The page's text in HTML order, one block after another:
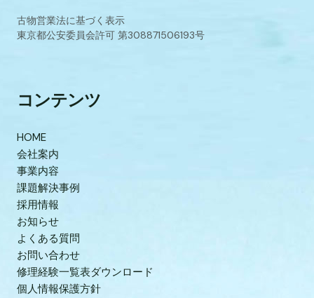
古物営業法に基づく表示
東京都公安委員会許可 第308871506193号
コンテンツ
HOME
会社案内
事業内容
課題解決事例
採用情報
お知らせ
よくある質問
お問い合わせ
修理経験一覧表ダウンロード
個人情報保護方針